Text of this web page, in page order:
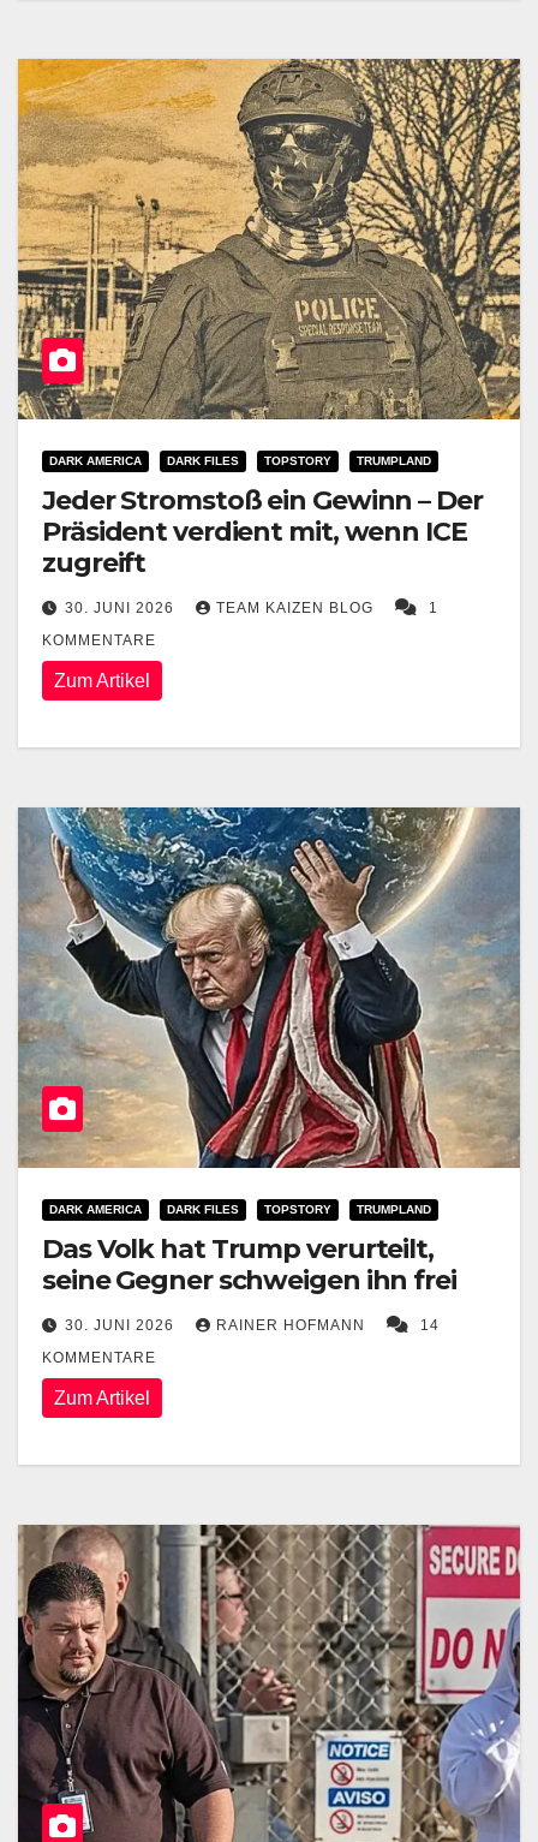
DARK AMERICA DARK FILES TOPSTORY TRUMPLAND
Jeder Stromstoß ein Gewinn – Der
Präsident verdient mit, wenn ICE
zugreift
30. JUNI 2026 TEAM KAIZEN BLOG
1
KOMMENTARE
Zum Artikel
DARK AMERICA DARK FILES TOPSTORY TRUMPLAND
Das Volk hat Trump verurteilt,
seine Gegner schweigen ihn frei
30. JUNI 2026 RAINER HOFMANN
14
KOMMENTARE
Zum Artikel